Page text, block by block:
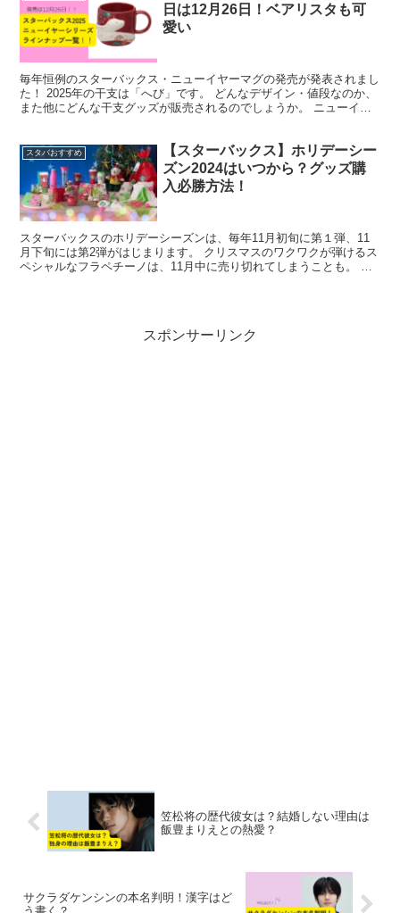
日は12月26日！ベアリスタも可
愛い
毎年恒例のスターバックス・ニューイヤーマグの発売が発表されまし
た！ 2025年の干支は「へび」です。 どんなデザイン・値段なのか、
また他にどんな干支グッズが販売されるのでしょうか。 ニューイヤ
スタバおすすめ
【スターバックス】ホリデーシー
ズン2024はいつから？グッズ購
入必勝方法！
スターバックスのホリデーシーズンは、毎年11月初旬に第１弾、11
月下旬には第2弾がはじまります。 クリスマスのワクワクが弾けるス
ペシャルなフラペチーノは、11月中に売り切れてしまうことも。 ま
スポンサーリンク
笠松将の歴代彼女は？結婚しない理由は
飯豊まりえとの熱愛？
サクラダケンシンの本名判明！漢字はど